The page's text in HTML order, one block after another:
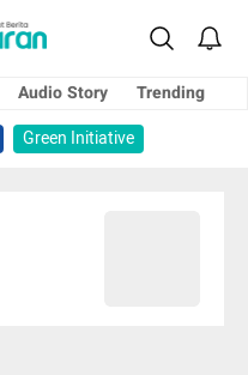
Audio Story
Trending
Green Initiative